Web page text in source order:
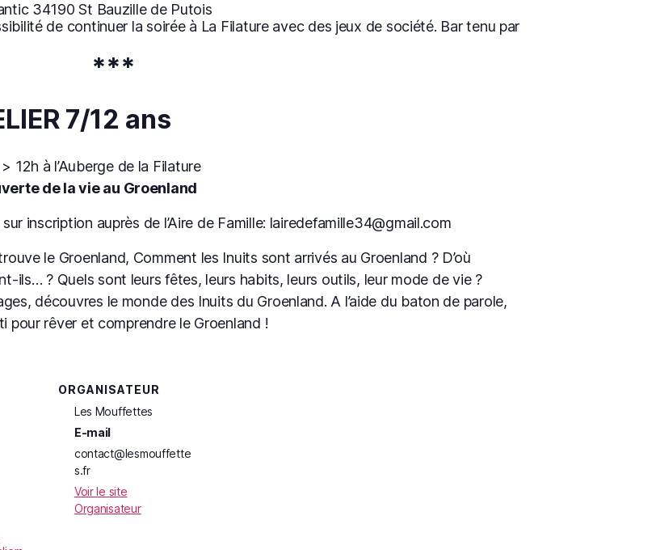
34190 St Bauzille de Putois
de continuer la soirée à La Filature avec des jeux de société. Bar tenu par
***
7/12 ans
12h à l’Auberge de la Filature
de la vie au Groenland
inscription auprès de l’Aire de Famille: lairedefamille34@gmail.com
le Groenland, Comment les Inuits sont arrivés au Groenland ? D’où
ils… ? Quels sont leurs fêtes, leurs habits, leurs outils, leur mode de vie ?
découvres le monde des Inuits du Groenland. A l’aide du baton de parole,
pour rêver et comprendre le Groenland !
ORGANISATEUR
Les Mouffettes
E-mail
contact@lesmouffette
s.fr
Voir le site
Organisateur